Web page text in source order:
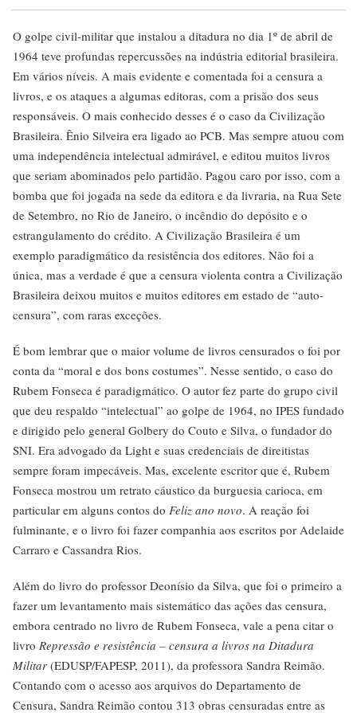
O golpe civil-militar que instalou a ditadura no dia 1º de abril de
1964 teve profundas repercussões na indústria editorial brasileira.
Em vários níveis. A mais evidente e comentada foi a censura a
livros, e os ataques a algumas editoras, com a prisão dos seus
responsáveis. O mais conhecido desses é o caso da Civilização
Brasileira. Ênio Silveira era ligado ao PCB. Mas sempre atuou com
uma independência intelectual admirável, e editou muitos livros
que seriam abominados pelo partidão. Pagou caro por isso, com a
bomba que foi jogada na sede da editora e da livraria, na Rua Sete
de Setembro, no Rio de Janeiro, o incêndio do depósito e o
estrangulamento do crédito. A Civilização Brasileira é um
exemplo paradigmático da resistência dos editores. Não foi a
única, mas a verdade é que a censura violenta contra a Civilização
Brasileira deixou muitos e muitos editores em estado de “auto-
censura”, com raras exceções.
É bom lembrar que o maior volume de livros censurados o foi por
conta da “moral e dos bons costumes”. Nesse sentido, o caso do
Rubem Fonseca é paradigmático. O autor fez parte do grupo civil
que deu respaldo “intelectual” ao golpe de 1964, no IPES fundado
e dirigido pelo general Golbery do Couto e Silva, o fundador do
SNI. Era advogado da Light e suas credenciais de direitistas
sempre foram impecáveis. Mas, excelente escritor que é, Rubem
Fonseca mostrou um retrato cáustico da burguesia carioca, em
particular em alguns contos do Feliz ano novo. A reação foi
fulminante, e o livro foi fazer companhia aos escritos por Adelaide
Carraro e Cassandra Rios.
Além do livro do professor Deonísio da Silva, que foi o primeiro a
fazer um levantamento mais sistemático das ações das censura,
embora centrado no livro de Rubem Fonseca, vale a pena citar o
livro Repressão e resistência – censura a livros na Ditadura
Militar (EDUSP/FAPESP, 2011), da professora Sandra Reimão.
Contando com o acesso aos arquivos do Departamento de
Censura, Sandra Reimão contou 313 obras censuradas entre as